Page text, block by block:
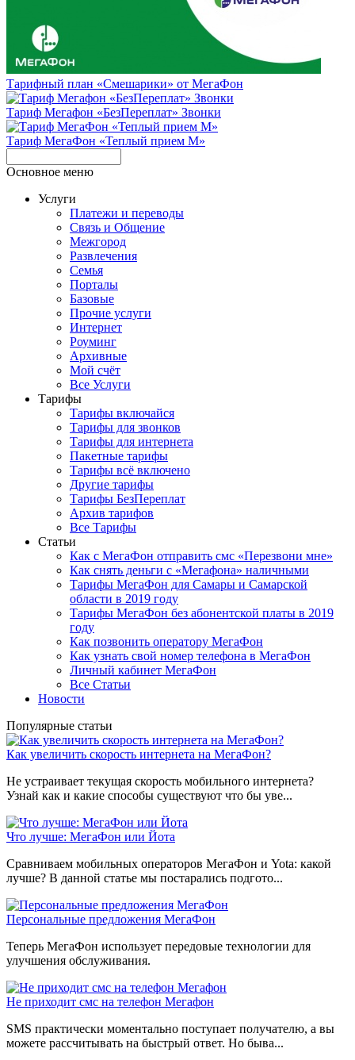
Тарифный план «Смешарики» от МегаФон
Тариф Мегафон «БезПереплат» Звонки
Тариф МегаФон «Теплый прием M»
Основное меню
Услуги
Платежи и переводы
Связь и Общение
Межгород
Развлечения
Семья
Порталы
Базовые
Прочие услуги
Интернет
Роуминг
Архивные
Мой счёт
Все Услуги
Тарифы
Тарифы включайся
Тарифы для звонков
Тарифы для интернета
Пакетные тарифы
Тарифы всё включено
Другие тарифы
Тарифы БезПереплат
Архив тарифов
Все Тарифы
Статьи
Как с МегаФон отправить смс «Перезвони мне»
Как снять деньги с «Мегафона» наличными
Тарифы МегаФон для Самары и Самарской
области в 2019 году
Тарифы МегаФон без абонентской платы в 2019
году
Как позвонить оператору МегаФон
Как узнать свой номер телефона в МегаФон
Личный кабинет МегаФон
Все Статьи
Новости
Популярные статьи
Как увеличить скорость интернета на МегаФон?
Не устраивает текущая скорость мобильного интернета?
Узнай как и какие способы существуют что бы уве...
Что лучше: МегаФон или Йота
Сравниваем мобильных операторов МегаФон и Yota: какой
лучше? В данной статье мы постарались подгото...
Персональные предложения МегаФон
Теперь МегаФон использует передовые технологии для
улучшения обслуживания.
Не приходит смс на телефон Мегафон
SMS практически моментально поступает получателю, а вы
можете рассчитывать на быстрый ответ. Но быва...